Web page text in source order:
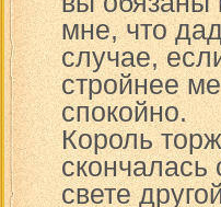
мне, что
случае,
стройнее
спокойно.
Король
скончалась
свете